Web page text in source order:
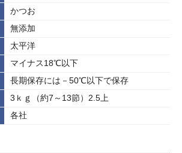
かつお
無添加
太平洋
マイナス18℃以下
長期保存には－50℃以下で保存
3ｋｇ（約7～13節）2.5上
各社